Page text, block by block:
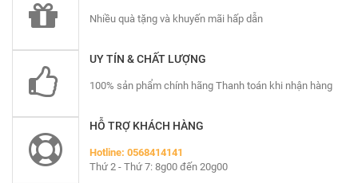
Nhiều quà tặng và khuyến mãi hấp dẫn
UY TÍN & CHẤT LƯỢNG
100% sản phẩm chính hãng Thanh toán khi nhận hàng
HỖ TRỢ KHÁCH HÀNG
Hotline: 0568414141
Thứ 2 - Thứ 7: 8g00 đến 20g00